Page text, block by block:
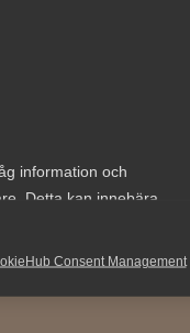
information och
Detta kan innebära
Consent Management